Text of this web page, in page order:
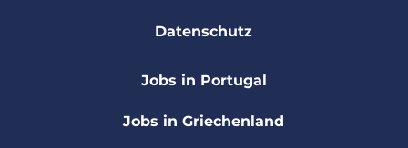
Datenschutz
Jobs in Portugal
Jobs in Griechenland